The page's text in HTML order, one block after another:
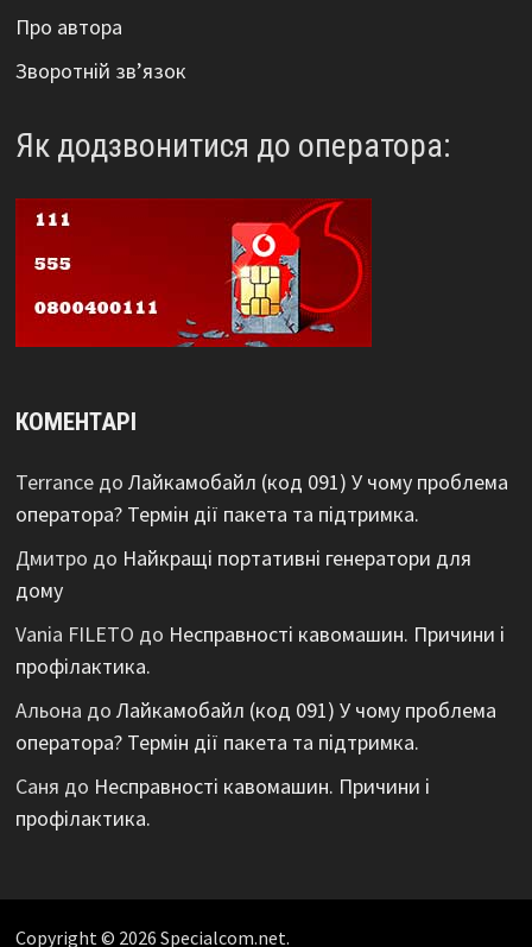
Про автора
Зворотній зв’язок
Як додзвонитися до оператора:
КОМЕНТАРІ
Terranceдо Лайкамобайл (код 091) У чому проблема
оператора? Термін дії пакета та підтримка.
Дмитро до Найкращі портативні генератори для
дому
Vania FILETO до Несправності кавомашин. Причини і
профілактика.
Альона до Лайкамобайл (код 091) У чому проблема
оператора? Термін дії пакета та підтримка.
Саня до Несправності кавомашин. Причини і
профілактика.
Copyright © 2026 Specialcom.net.